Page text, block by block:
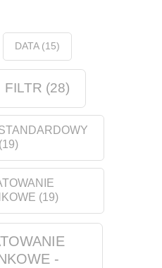
DATA(15)
FILTR (28)
(19)
(19)
-